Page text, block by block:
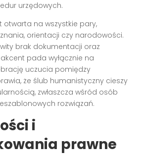
urzędowych.
otwarta na wszystkie pary,
orientacji czy narodowości.
brak dokumentacji oraz
pada wyłącznie na
uczucia pomiędzy
że ślub humanistyczny cieszy
zwłaszcza wśród osób
rozwiązań.
i
prawne